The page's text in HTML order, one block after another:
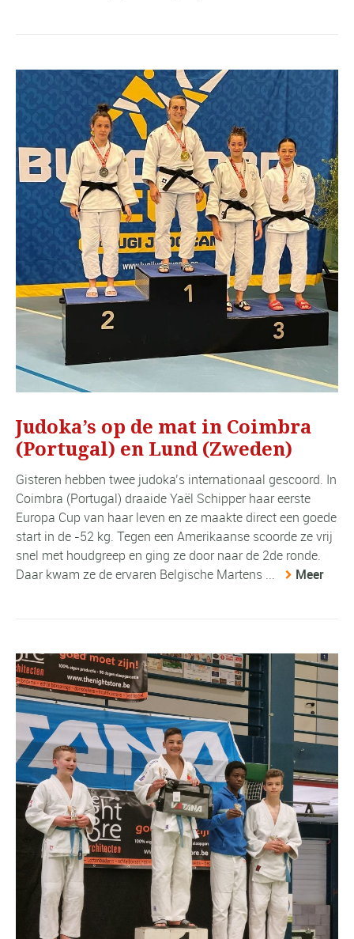
Judoka’s op de mat in Coimbra
(Portugal) en Lund (Zweden)
Gisteren hebben twee judoka’s internationaal gescoord. In
Coimbra (Portugal) draaide Yaël Schipper haar eerste
Europa Cup van haar leven en ze maakte direct een goede
start in de -52 kg. Tegen een Amerikaanse scoorde ze vrij
snel met houdgreep en ging ze door naar de 2de ronde.
Daar kwam ze de ervaren Belgische Martens ...
Meer